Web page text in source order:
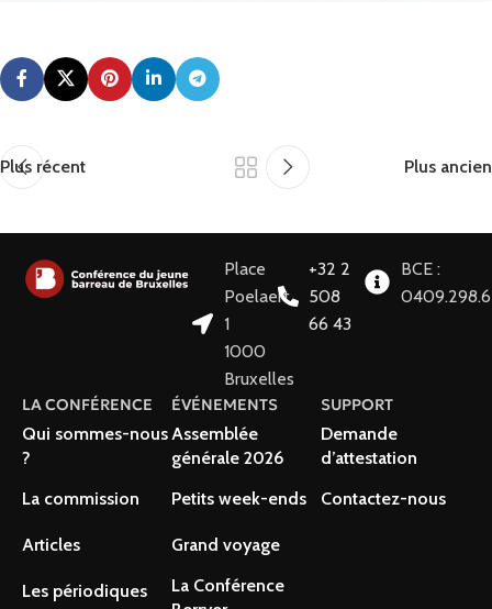
Plus récent Plus ancien
Place
Poelaert
1
1000
Bruxelles
+32 2
508
66 43
BCE :
LA CONFÉRENCE
Qui sommes-nous
?
La commission
Articles
Les périodiques
ÉVÉNEMENTS
Assemblée
générale 2026
Petits week-ends
Grand voyage
La Conférence
SUPPORT
Demande
d’attestation
Contactez-nous